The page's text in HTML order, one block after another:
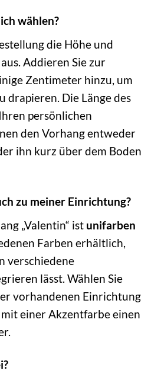
wählen?
die Höhe und
Addieren Sie zur
Zentimeter hinzu, um
drapieren. Die Länge des
persönlichen
den Vorhang entweder
ihn kurz über dem Boden
zu meiner Einrichtung?
„Valentin“ ist unifarben
Farben erhältlich,
verschiedene
lässt. Wählen Sie
vorhandenen Einrichtung
mit einer Akzentfarbe einen